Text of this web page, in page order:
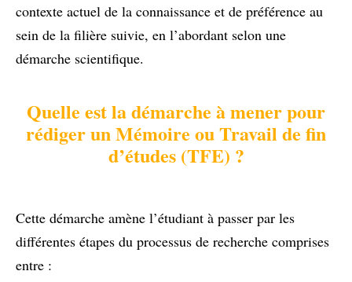
contexte actuel de la connaissance et de préférence au
sein de la filière suivie, en l’abordant selon une
démarche scientifique.
Quelle est la démarche à mener pour
rédiger un Mémoire ou Travail de fin
d’études (TFE) ?
Cette démarche amène l’étudiant à passer par les
différentes étapes du processus de recherche comprises
entre :